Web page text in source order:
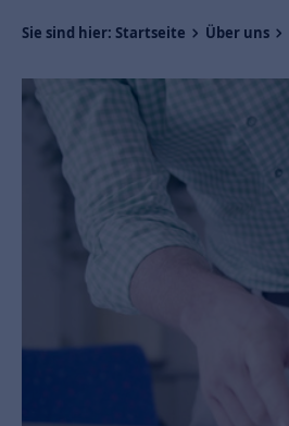
Sie sind hier: Startseite Über uns